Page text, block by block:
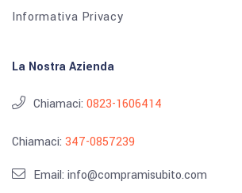
Informativa Privacy
La Nostra Azienda
Chiamaci: 0823-1606414
Chiamaci: 347-0857239
Email: info@compramisubito.com